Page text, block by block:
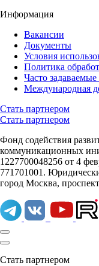
Информация
Вакансии
Документы
Условия
Политика
Часто
Международная
Стать партнером
Стать партнером
Фонд содействия
коммуникационных
1227700048256 от 4
771701001.
город Москва,
Стать партнером